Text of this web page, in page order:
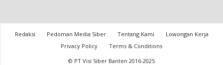
Redaksi Pedoman Media Siber Tentang Kami
Lowongan Kerja
Privacy Policy
Terms & Conditions
© PT Visi Siber Banten 2016-2025